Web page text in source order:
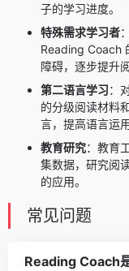
子的学习进度。
特殊需求学习者
Reading Coach
障碍，逐步提升
第二语言学习：
的分级阅读材料
言，提高语言运
教育研究：教育
集数据，研究阅
的应用。
常见问题
Reading Coach